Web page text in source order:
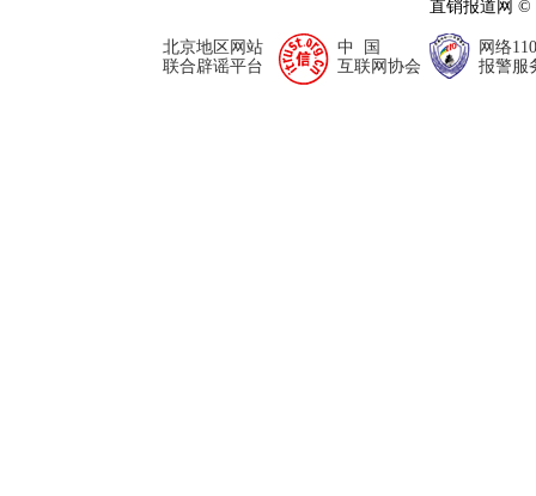
直销报道网
北京地区网站
联合辟谣平台
中 国
互联网协会
网络110
报警服